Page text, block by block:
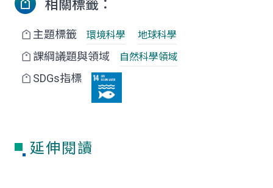
相關標籤：
主題標籤 環境科學 地球科學
課綱議題與領域 自然科學領域
SDGs指標
延伸閱讀